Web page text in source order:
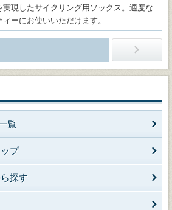
現したサイクリング用ソックス。適度な
ーにお使いいただけます。
覧
プ
探す